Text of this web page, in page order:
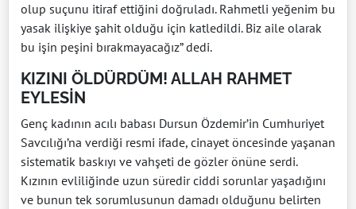
olup suçunu itiraf ettiğini doğruladı. Rahmetli yeğenim bu
yasak ilişkiye şahit olduğu için katledildi. Biz aile olarak
bu işin peşini bırakmayacağız” dedi.
KIZINI ÖLDÜRDÜM! ALLAH RAHMET
EYLESİN
Genç kadının acılı babası Dursun Özdemir’in Cumhuriyet
Savcılığı’na verdiği resmi ifade, cinayet öncesinde yaşanan
sistematik baskıyı ve vahşeti de gözler önüne serdi.
Kızının evliliğinde uzun süredir ciddi sorunlar yaşadığını
ve bunun tek sorumlusunun damadı olduğunu belirten